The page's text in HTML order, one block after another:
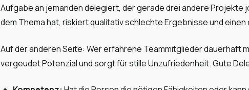
Aufgabe an jemanden delegiert, der gerade drei andere Projekte
dem Thema hat, riskiert qualitativ schlechte Ergebnisse und
Auf der anderen Seite: Wer erfahrene Teammitglieder dauerhaft
vergeudet Potenzial und sorgt für stille Unzufriedenheit. Gute